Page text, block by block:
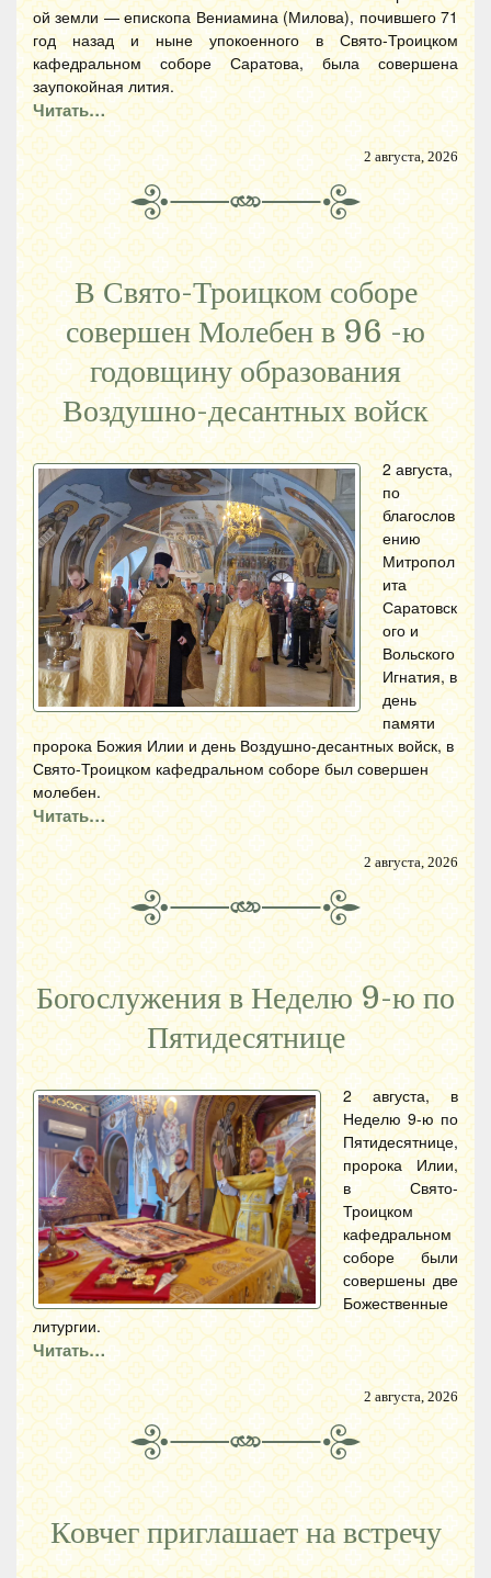
ой земли — епископа Вениамина (Милова), почившего 71
год назад и ныне упокоенного в Свято-Троицком
кафедральном соборе Саратова, была совершена
заупокойная лития.
Читать…
2 августа, 2026
В Свято-Троицком соборе
совершен Молебен в 96 -ю
годовщину образования
Воздушно-десантных войск
2 августа,
по
благослов
ению
Митропол
ита
Саратовск
ого и
Вольского
Игнатия, в
день
памяти
пророка Божия Илии и день Воздушно-десантных войск, в
Свято-Троицком кафедральном соборе был совершен
молебен.
Читать…
2 августа, 2026
Богослужения в Неделю 9-ю по
Пятидесятнице
2 августа, в
Неделю 9-ю по
Пятидесятнице,
пророка Илии,
в Свято-
Троицком
кафедральном
соборе были
совершены две
Божественные
литургии.
Читать…
2 августа, 2026
Ковчег приглашает на встречу